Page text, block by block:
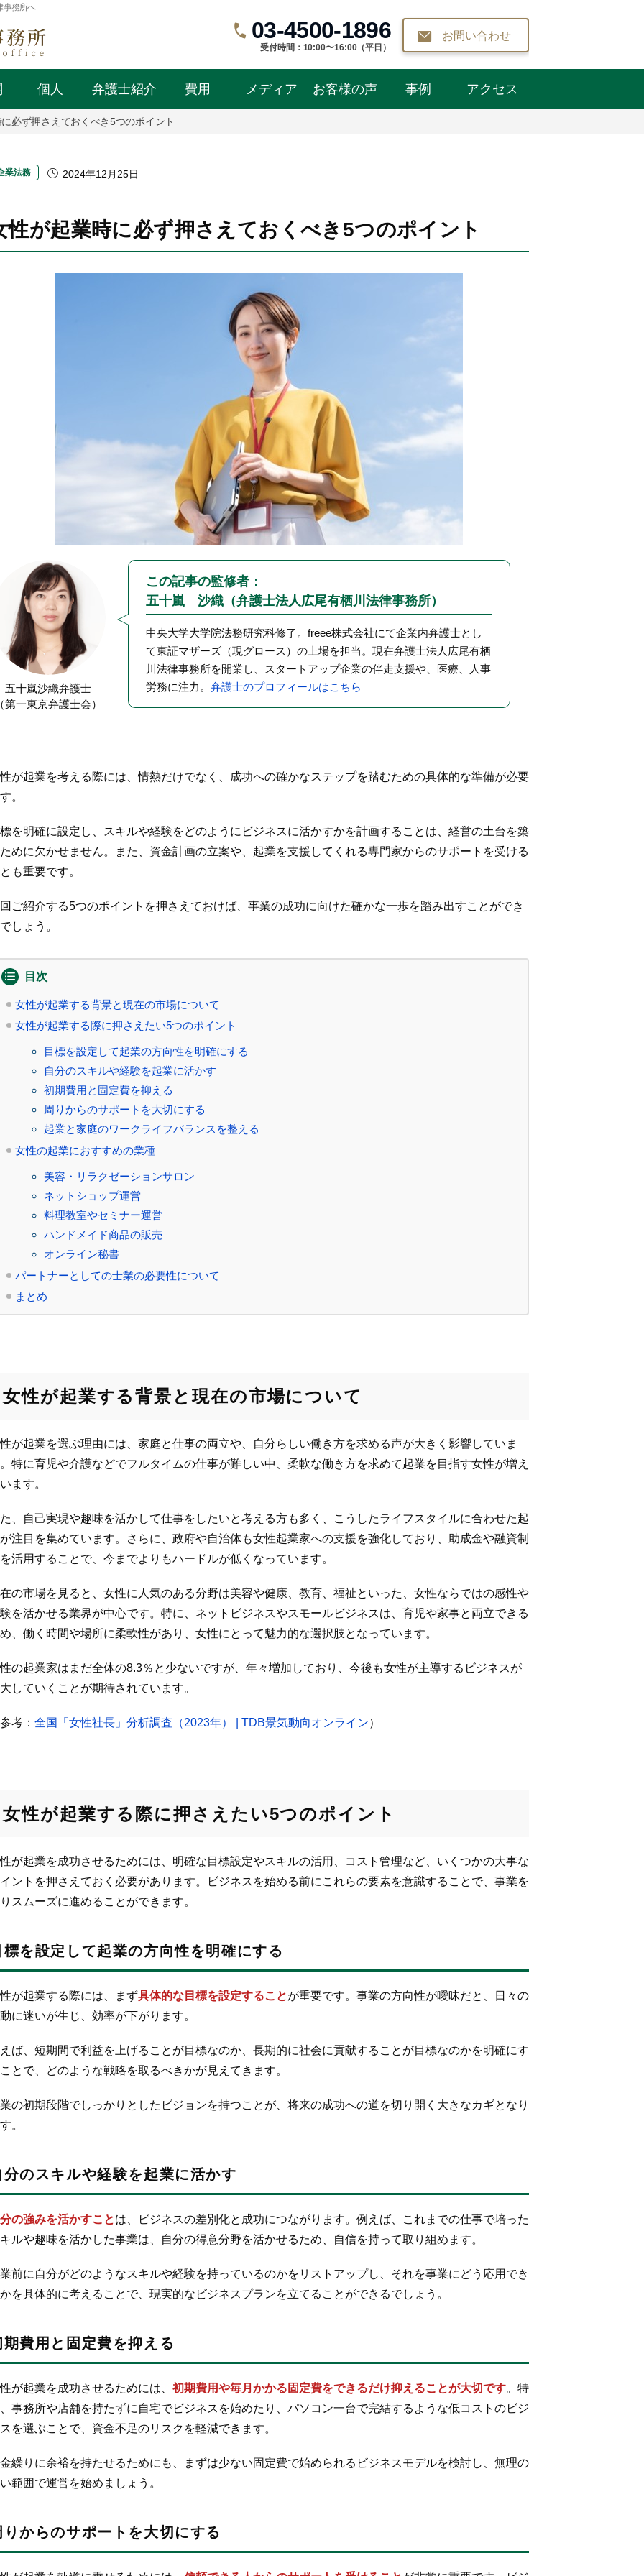
事務所へ
03-4500-1896
受付時間：10:00〜16:00（平日）
お問い合わせ
個人 弁護士紹介 費用 メディア お客様の声 事例 アクセス
必ず押さえておくべき5つのポイント
業法務 2024年12月25日
性が起業時に必ず押さえておくべき5つのポイント
五十嵐沙織弁護士
（第一東京弁護士会）
この記事の監修者：
五十嵐 沙織（弁護士法人広尾有栖川法律事務所）
中央大学大学院法務研究科修了。freee株式会社にて企業内弁護士とし
て東証マザーズ（現グロース）の上場を担当。現在弁護士法人広尾有栖
川法律事務所を開業し、スタートアップ企業の伴走支援や、医療、人事
労務に注力。 弁護士のプロフィールはこちら
が起業を考える際には、情熱だけでなく、成功への確かなステップを踏むための具体的な準備が必要
。
標を明確に設定し、スキルや経験をどのようにビジネスに活かすかを計画することは、経営の土台を築
ために欠かせません。また、資金計画の立案や、起業を支援してくれる専門家からのサポートを受ける
も重要です。
ご紹介する5つのポイントを押さえておけば、事業の成功に向けた確かな一歩を踏み出すことができ
しょう。
目次
女性が起業する背景と現在の市場について
女性が起業する際に押さえたい5つのポイント
目標を設定して起業の方向性を明確にする
自分のスキルや経験を起業に活かす
初期費用と固定費を抑える
周りからのサポートを大切にする
起業と家庭のワークライフバランスを整える
女性の起業におすすめの業種
美容・リラクゼーションサロン
ネットショップ運営
料理教室やセミナー運営
ハンドメイド商品の販売
オンライン秘書
パートナーとしての士業の必要性について
まとめ
女性が起業する背景と現在の市場について
が起業を選ぶ理由には、家庭と仕事の両立や、自分らしい働き方を求める声が大きく影響していま
特に育児や介護などでフルタイムの仕事が難しい中、柔軟な働き方を求めて起業を目指す女性が増え
ます。
た、自己実現や趣味を活かして仕事をしたいと考える方も多く、こうしたライフスタイルに合わせた起
注目を集めています。さらに、政府や自治体も女性起業家への支援を強化しており、助成金や融資制
活用することで、今までよりもハードルが低くなっています。
の市場を見ると、女性に人気のある分野は美容や健康、教育、福祉といった、女性ならではの感性や
を活かせる業界が中心です。特に、ネットビジネスやスモールビジネスは、育児や家事と両立できる
、働く時間や場所に柔軟性があり、女性にとって魅力的な選択肢となっています。
の起業家はまだ全体の8.3％と少ないですが、年々増加しており、今後も女性が主導するビジネスが
していくことが期待されています。
参考： 全国「女性社長」分析調査（2023年） | TDB景気動向オンライン）
女性が起業する際に押さえたい5つのポイント
が起業を成功させるためには、明確な目標設定やスキルの活用、コスト管理など、いくつかの大事な
ントを押さえておく必要があります。ビジネスを始める前にこれらの要素を意識することで、事業を
スムーズに進めることができます。
標を設定して起業の方向性を明確にする
が起業する際には、まず具体的な目標を設定することが重要です。事業の方向性が曖昧だと、日々の
に迷いが生じ、効率が下がります。
ば、短期間で利益を上げることが目標なのか、長期的に社会に貢献することが目標なのかを明確にす
とで、どのような戦略を取るべきかが見えてきます。
の初期段階でしっかりとしたビジョンを持つことが、将来の成功への道を切り開く大きなカギとなり
。
分のスキルや経験を起業に活かす
の強みを活かすことは、ビジネスの差別化と成功につながります。例えば、これまでの仕事で培った
ルや趣味を活かした事業は、自分の得意分野を活かせるため、自信を持って取り組めます。
前に自分がどのようなスキルや経験を持っているのかをリストアップし、それを事業にどう応用でき
を具体的に考えることで、現実的なビジネスプランを立てることができるでしょう。
期費用と固定費を抑える
が起業を成功させるためには、 初期費用や毎月かかる固定費をできるだけ抑えることが大切です。特
事務所や店舗を持たずに自宅でビジネスを始めたり、パソコン一台で完結するような低コストのビジ
を選ぶことで、資金不足のリスクを軽減できます。
繰りに余裕を持たせるためにも、まずは少ない固定費で始められるビジネスモデルを検討し、無理の
範囲で運営を始めましょう。
りからのサポートを大切にする